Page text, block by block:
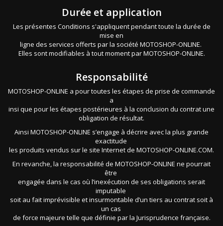
Durée et application
Les présentes Conditions s'appliquent pendant toute la durée de
mise en
ligne des services offerts par la société MOTOSHOP-ONLINE.
Elles sont modifiables à tout moment par MOTOSHOP-ONLINE.
Responsabilité
MOTOSHOP-ONLINE a pour toutes les étapes de prise de commande
a
insi que pour les étapes postérieures à la conclusion du contrat une
obligation de résultat.
Ainsi MOTOSHOP-ONLINE s’engage à décrire avec la plus grande
exactitude
les produits vendus sur le site Internet de MOTOSHOP-ONLINE.COM.
En revanche, la responsabilité de MOTOSHOP-ONLINE ne pourrait
être
engagée dans le cas où l’inexécution de ses obligations serait
imputable
soit au fait imprévisible et insurmontable d’un tiers au contrat soit à
un cas
de force majeure telle que définie par la Jurisprudence française.